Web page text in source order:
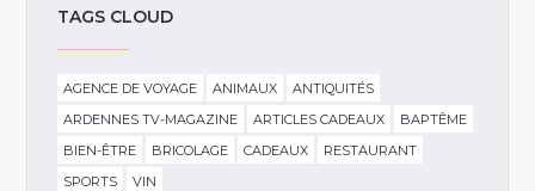
TAGS CLOUD
AGENCE DE VOYAGE ANIMAUX
ANTIQUITÉS
ARDENNES TV-MAGAZINE
ARTICLES CADEAUX
BAPTÊME
BIEN-ÊTRE
BRICOLAGE CADEAUX
RESTAURANT
SPORTS
VIN